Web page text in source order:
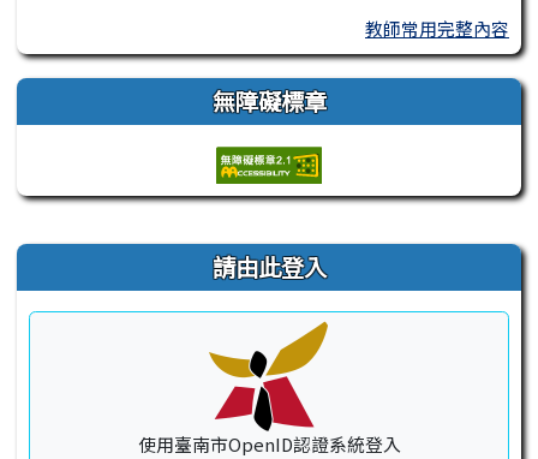
教師常用完整內容
無障礙標章
右邊區域內容 請由此登入
使用臺南市OpenID認證系統登入